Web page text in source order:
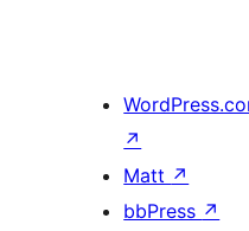
↗
Matt ↗
bbPress ↗